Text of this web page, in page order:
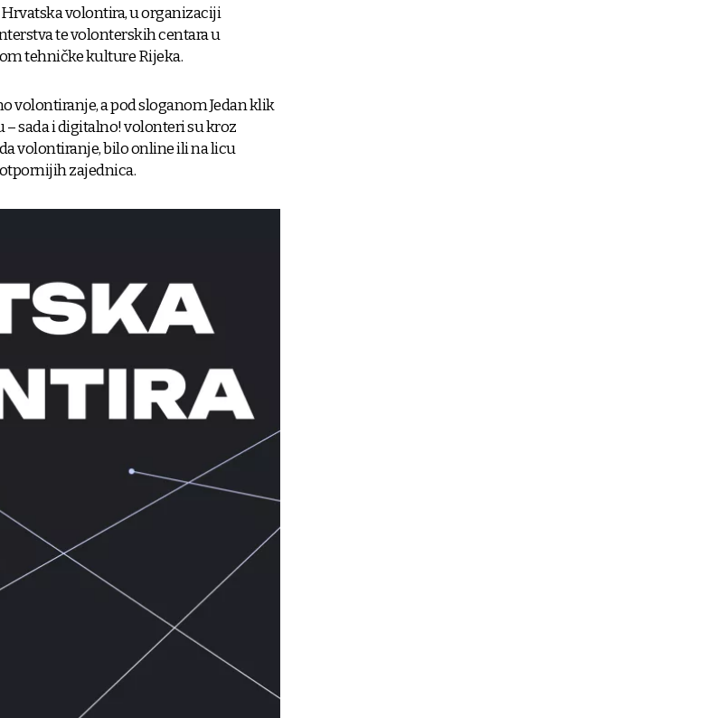
volontira, u organizaciji
te volonterskih centara u
tehničke kulture Rijeka.
volontiranje, a pod sloganom Jedan klik
sada i digitalno! volonteri su kroz
volontiranje, bilo online ili na licu
zajednica.